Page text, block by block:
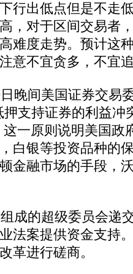
行出低点但是不走
，对于区间交易者
难度走势。预计这
意不宜贪多，不宜
间美国证券交易
支持证券的利益冲
一原则说明美国政
白银等投资品种的
金融市场的手段，
的超级委员会递
法案提供资金支持
革进行磋商。